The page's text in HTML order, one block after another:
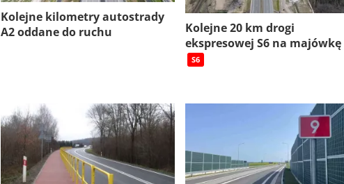
Kolejne kilometry autostrady
A2 oddane do ruchu
Kolejne 20 km drogi
ekspresowej S6 na majówkę
S6